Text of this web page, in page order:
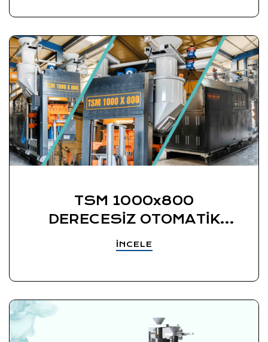
TSM 1000x800
DERECESİZ OTOMATİK
YAŞ KUM KALIPLAMA
MAKİNESİ
İNCELE